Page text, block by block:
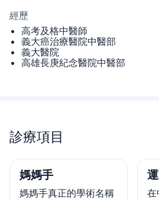
經歷
高考及格中醫師
義大癌治療醫院中醫部
義大醫院
高雄長庚紀念醫院中醫部
診療項目
媽媽手
媽媽手真正的學術名稱
在